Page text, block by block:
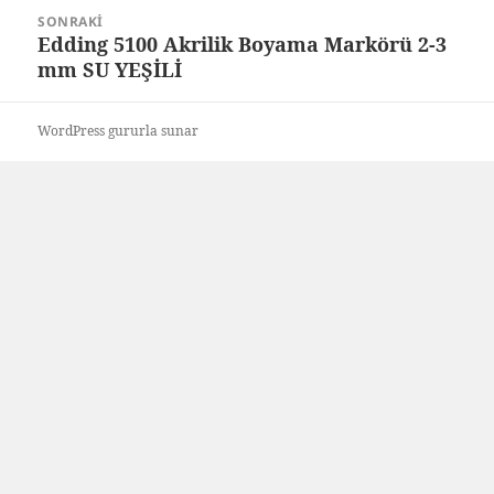
SONRAKI
Sonraki
yazı:
Edding 5100 Akrilik Boyama Markörü 2-3
mm SU YEŞİLİ
WordPress gururla sunar